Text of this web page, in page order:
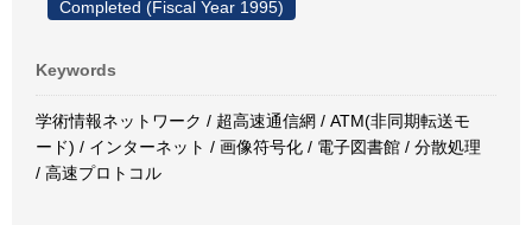
Completed (Fiscal Year 1995)
Keywords
学術情報ネットワーク / 超高速通信網 / ATM(非同期転送モ
ード) / インターネット / 画像符号化 / 電子図書館 / 分散処理
/ 高速プロトコル